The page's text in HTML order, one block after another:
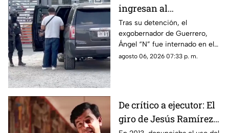
ingresan al
exgobernador Ángel
"N" al penal del
Altiplano
Tras su detención, el
exgobernador de Guerrero,
Ángel “N” fue internado en el
penal del Altiplano; esto es lo
agosto 06, 2026 07:33 p. m.
De crítico a ejecutor: El
giro de Jesús Ramírez